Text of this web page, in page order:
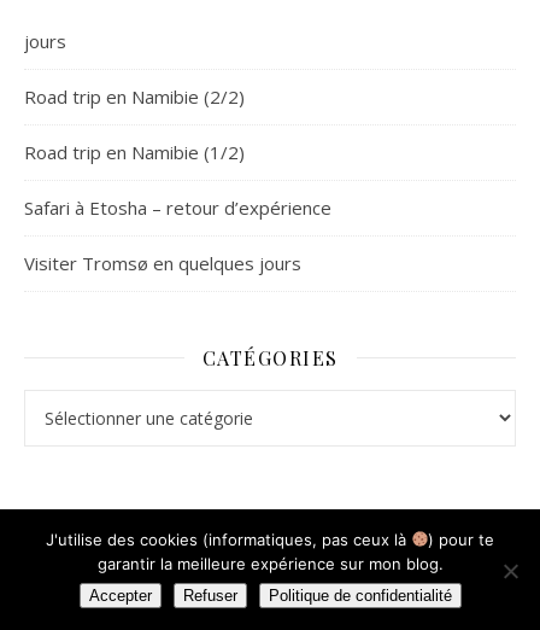
jours
Road trip en Namibie (2/2)
Road trip en Namibie (1/2)
Safari à Etosha – retour d’expérience
Visiter Tromsø en quelques jours
CATÉGORIES
Mentions légales
Thème Ashe parWP Royal.
J'utilise des cookies (informatiques, pas ceux là
) pour te
garantir la meilleure expérience sur mon blog.
Accepter Refuser Politique de confidentialité